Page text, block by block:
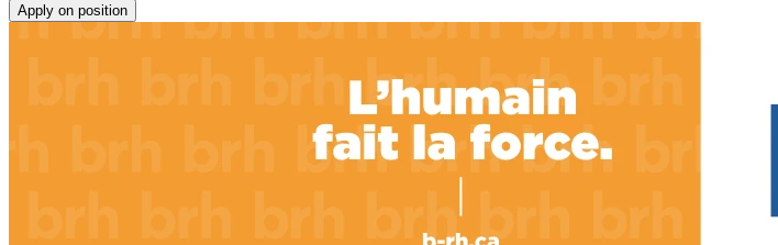
Apply on position